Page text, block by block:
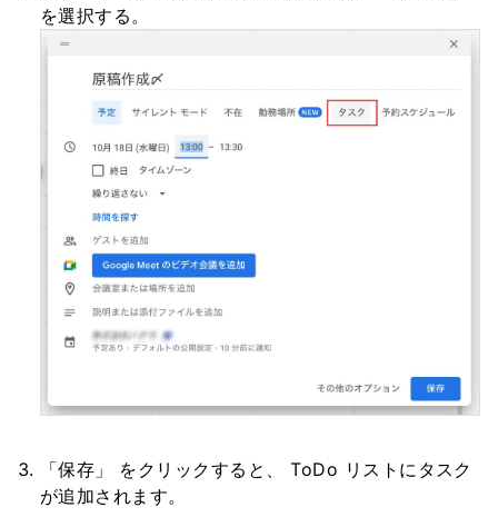
を選択する。
「保存」 をクリックすると、 ToDo リストにタスク
が追加されます。